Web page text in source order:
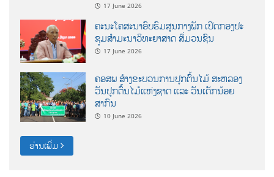
17 June 2026
ຄະນະໂຄສະນາອົບຮົມສູນກາງພັກ ເປີດກອງປະ
ຊຸມສຳມະນາວິທະຍາສາດ ສຶ່ມວນຊົນ
17 June 2026
ຄອສພ ສ້າງຂະບວນການປູກຕົ້ນໄມ້ ສະຫລອງ
ວັນປູກຕົ້ນໄມ້ແຫ່ງຊາດ ແລະ ວັນເດັກນ້ອຍ
ສາກົນ
10 June 2026
ອ່ານເພີ່ມ